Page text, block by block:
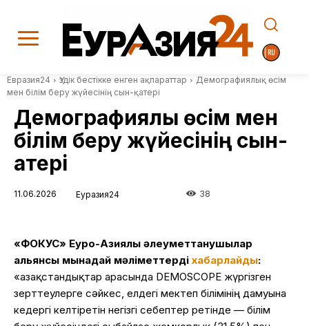
Евразия24 Үздік бестікке енген ақпараттар
Демографиялық өсім
мен білім беру жүйесінің сын-қатері
Демографиялық өсім мен
білім беру жүйесінің сын-
қатері
11.06.2026 Еуразия24 38
«ФОКУС» Еуро-Азиялық әлеуметтанушылар
альянсы мынадай мәліметтерді хабарлайды:
«Қазақстандықтар арасында DEMOSCOPE жүргізген
зерттеулерге сәйкес, елдегі мектеп білімінің дамуына
кедергі келтіретін негізгі себептер ретінде — білім